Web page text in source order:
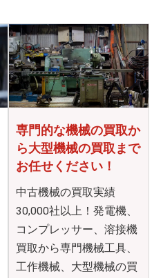
専門的な機械の買取か
ら大型機械の買取まで
お任せください！
中古機械の買取実績
30,000社以上！発電機、
コンプレッサー、溶接機
買取から専門機械工具、
工作機械、大型機械の買